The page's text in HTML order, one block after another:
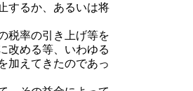
するか、あるいは将
税率の引き上げ等を
改める等、いわゆる
加えてきたのであっ